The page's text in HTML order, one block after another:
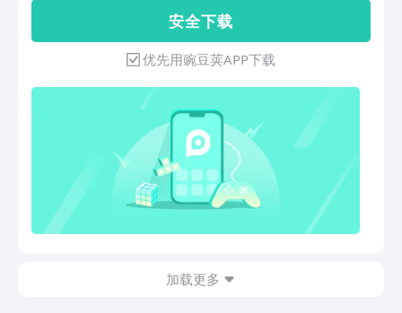
卡是一个通过目标打卡签到，助你达成目
标养成好习惯、专注学习、工作、成长的
手机APP。没有社交、没有小组，只关注
自己的每一天的极简应用，是习惯打卡、
任务目标管理的好帮手。主要功能：1.
打卡分类：小日常目标打卡习惯设多种分
类，食物、、学习、心情，运动、休闲、
背单词、写作业等常规的分类分类更方便
您的选择，您还可自定义签到内容。2.
打卡内容：打卡签到不仅为了督促自己养
成习惯，您还可为自己配上好看的图片，
化，您还可加上自己的心情文字、心路历
安 全 下 载
优先用豌豆荚APP下载
加载更多